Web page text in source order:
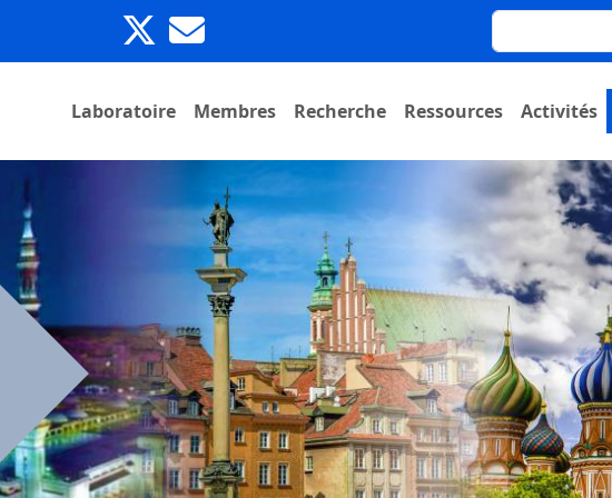
Rechercher
Laboratoire Membres Recherche Ressources Activités